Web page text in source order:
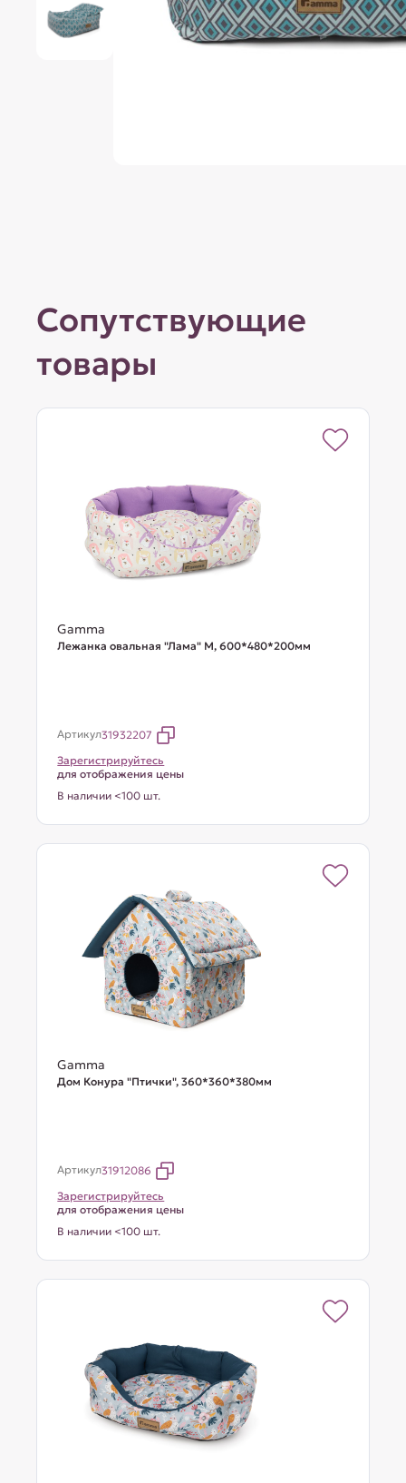
Сопутствующие
товары
Gamma
Лежанка овальная "Лама" М, 600*480*200мм
Артикул31932207
Зарегистрируйтесь
для отображения цены
В наличии <100 шт.
Gamma
Дом Конура "Птички", 360*360*380мм
Артикул31912086
Зарегистрируйтесь
для отображения цены
В наличии <100 шт.